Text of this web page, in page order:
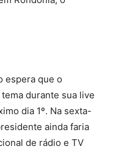
espera que o
durante sua live
dia 1º. Na sexta-
ainda faria
de rádio e TV